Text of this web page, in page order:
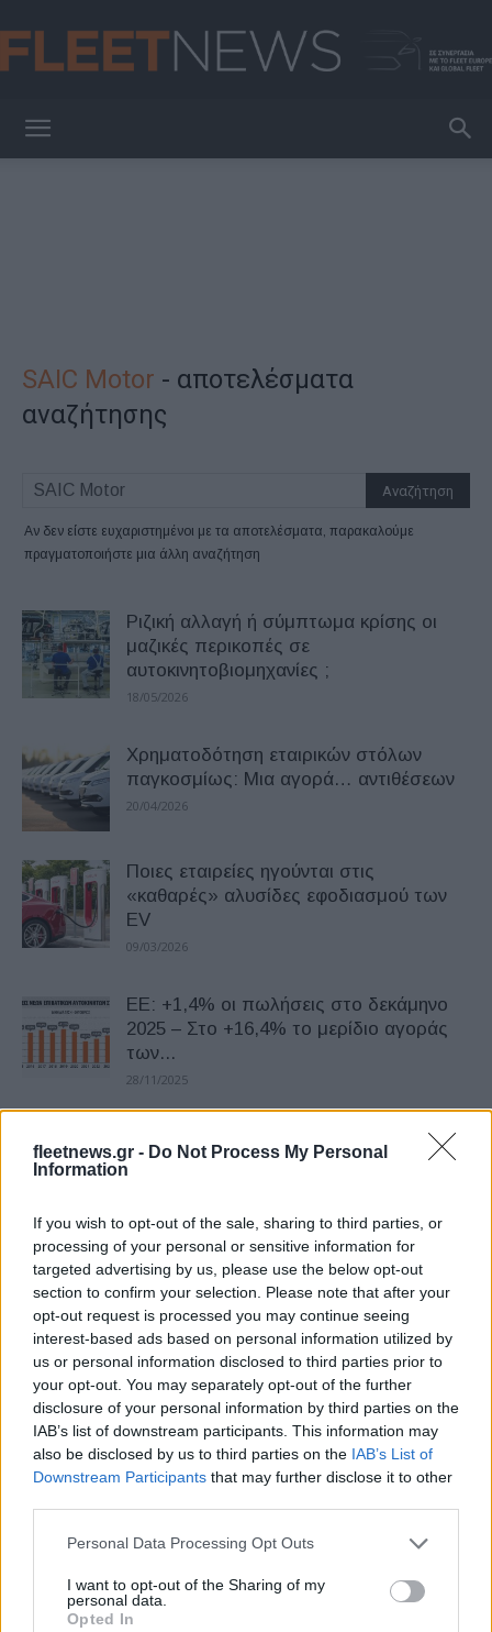
fleetnews.gr - Do Not Process My Personal
Information
If you wish to opt-out of the sale, sharing to third parties, or
processing of your personal or sensitive information for
targeted advertising by us, please use the below opt-out
section to confirm your selection. Please note that after your
opt-out request is processed you may continue seeing
interest-based ads based on personal information utilized by
us or personal information disclosed to third parties prior to
your opt-out. You may separately opt-out of the further
disclosure of your personal information by third parties on the
IAB’s list of downstream participants. This information may
also be disclosed by us to third parties on the IAB’s List of
Downstream Participants that may further disclose it to other
Please note that this website/app uses one or more Google
not limited to your visit or usage behaviour. You may click to
grant or deny consent to Google and its third-party tags to
Personal Data Processing Opt Outs
I want to opt-out of the Sharing of my
personal data.
Opted In
SAIC Motor - αποτελέσματα
αναζήτησης
Αν δεν είστε ευχαριστημένοι με τα αποτελέσματα, παρακαλούμε
πραγματοποιήστε μια άλλη αναζήτηση
Ριζική αλλαγή ή σύμπτωμα κρίσης οι
μαζικές περικοπές σε
αυτοκινητοβιομηχανίες ;
18/05/2026
Χρηματοδότηση εταιρικών στόλων
παγκοσμίως: Μια αγορά… αντιθέσεων
20/04/2026
Ποιες εταιρείες ηγούνται στις
«καθαρές» αλυσίδες εφοδιασμού των
EV
09/03/2026
ΕΕ: +1,4% οι πωλήσεις στο δεκάμηνο
2025 – Στο +16,4% το μερίδιο αγοράς
των...
28/11/2025
Στα σκαριά Κινεζική παραγωγή στην
Ευρώπη
H Κίνα στο Σαλόνι Αυτοκινήτου του
Τορίνο – Γεύση από το μέλλον της
Ευρώπης
02/10/2025
Κίνα: Τεράστια δυναμική στην Ευρώπη –
Στο +111% οι ετήσιες πωλήσεις
αυτοκινήτων
07/07/2025
στην Ευρώπη